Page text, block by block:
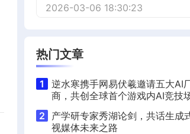
2026-03-06 18:30:23
热门文章
1
逆水寒携手网易伏羲邀请五大AI
商，共创全球首个游戏内AI竞技
2
产学研专家秀湖论剑，共话生成
视媒体未来之路